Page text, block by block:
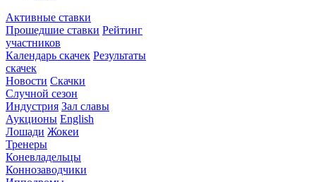
Активные ставки
Прошедшие ставки Рейтинг
участников
Календарь скачек Результаты
скачек
Новости Скачки
Случной сезон
Индустрия Зал славы
Аукционы English
Лошади Жокеи
Тренеры
Коневладельцы
Коннозаводчики